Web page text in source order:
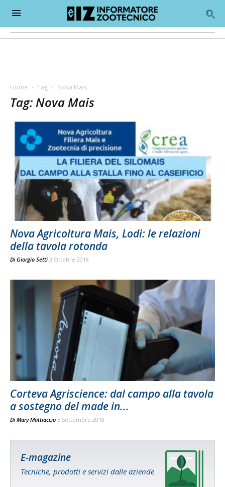
Home Tag Nova Mais
Tag: Nova Mais
Nova Agricoltura Mais, Lodi: le relazioni
della tavola rotonda
Di Giorgio Setti 3 Ottobre 2018
Corteva Agriscience: dal campo alla tavola
a sostegno del made in...
Di Mary Mattiaccio 5 Settembre 2018
E-magazine
Tecniche, prodotti e servizi dalle aziende